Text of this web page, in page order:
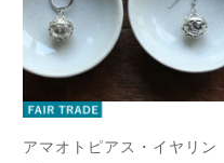
アマオトピアス・イヤリン